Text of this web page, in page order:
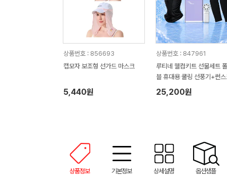
상품번호 : 856693
캡모자 보조형 선가드 마스크
5,440원
상품번호 : 847961
루티네 웰컴키트 선물세트
블 휴대용 쿨링 선풍기+썬스
+냉장고쿨토시
25,200원
상품정보 기본정보 상세설명 옵션샘플